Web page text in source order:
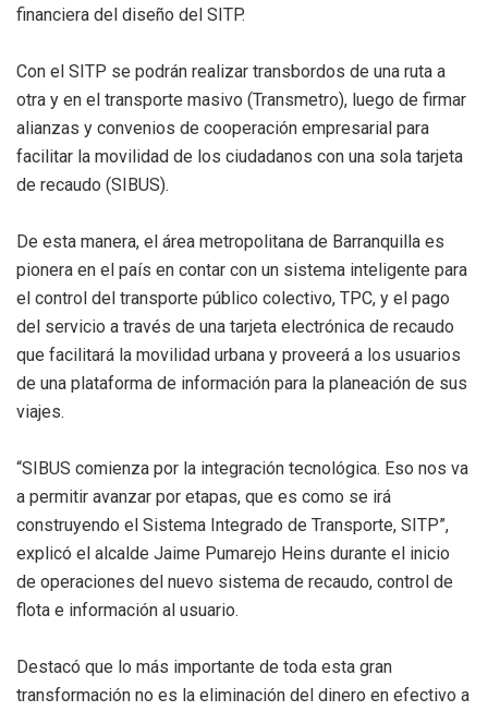
financiera del diseño del SITP.
Con el SITP se podrán realizar transbordos de una ruta a
otra y en el transporte masivo (Transmetro), luego de firmar
alianzas y convenios de cooperación empresarial para
facilitar la movilidad de los ciudadanos con una sola tarjeta
de recaudo (SIBUS).
De esta manera, el área metropolitana de Barranquilla es
pionera en el país en contar con un sistema inteligente para
el control del transporte público colectivo, TPC, y el pago
del servicio a través de una tarjeta electrónica de recaudo
que facilitará la movilidad urbana y proveerá a los usuarios
de una plataforma de información para la planeación de sus
viajes.
“SIBUS comienza por la integración tecnológica. Eso nos va
a permitir avanzar por etapas, que es como se irá
construyendo el Sistema Integrado de Transporte, SITP”,
explicó el alcalde Jaime Pumarejo Heins durante el inicio
de operaciones del nuevo sistema de recaudo, control de
flota e información al usuario.
Destacó que lo más importante de toda esta gran
transformación no es la eliminación del dinero en efectivo a